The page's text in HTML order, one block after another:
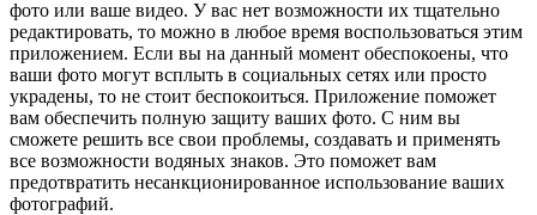
фото или ваше видео. У вас нет возможности их тщательно
редактировать, то можно в любое время воспользоваться этим
приложением. Если вы на данный момент обеспокоены, что
ваши фото могут всплыть в социальных сетях или просто
украдены, то не стоит беспокоиться. Приложение поможет
вам обеспечить полную защиту ваших фото. С ним вы
сможете решить все свои проблемы, создавать и применять
все возможности водяных знаков. Это поможет вам
предотвратить несанкционированное использование ваших
фотографий.